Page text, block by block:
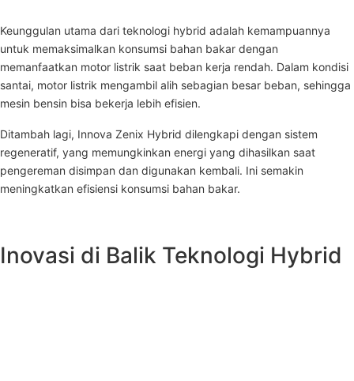
Keunggulan utama dari teknologi hybrid adalah kemampuannya
untuk memaksimalkan konsumsi bahan bakar dengan
memanfaatkan motor listrik saat beban kerja rendah. Dalam kondisi
santai, motor listrik mengambil alih sebagian besar beban, sehingga
mesin bensin bisa bekerja lebih efisien.
Ditambah lagi, Innova Zenix Hybrid dilengkapi dengan sistem
regeneratif, yang memungkinkan energi yang dihasilkan saat
pengereman disimpan dan digunakan kembali. Ini semakin
meningkatkan efisiensi konsumsi bahan bakar.
Inovasi di Balik Teknologi Hybrid